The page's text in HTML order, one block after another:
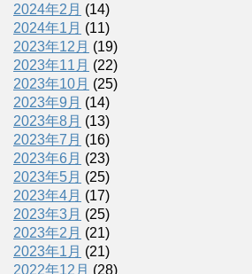
2024年2月 (14)
2024年1月 (11)
2023年12月 (19)
2023年11月 (22)
2023年10月 (25)
2023年9月 (14)
2023年8月 (13)
2023年7月 (16)
2023年6月 (23)
2023年5月 (25)
2023年4月 (17)
2023年3月 (25)
2023年2月 (21)
2023年1月 (21)
2022年12月 (28)